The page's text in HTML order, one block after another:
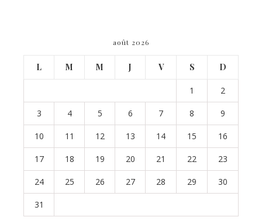
août 2026
L M M J V S D
1 2
3 4 5 6 7 8 9
10 11 12 13 14 15 16
17 18 19 20 21 22 23
24 25 26 27 28 29 30
31